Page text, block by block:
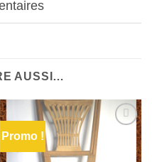
AUSSI…
Promo !